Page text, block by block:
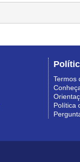
Termos
Política